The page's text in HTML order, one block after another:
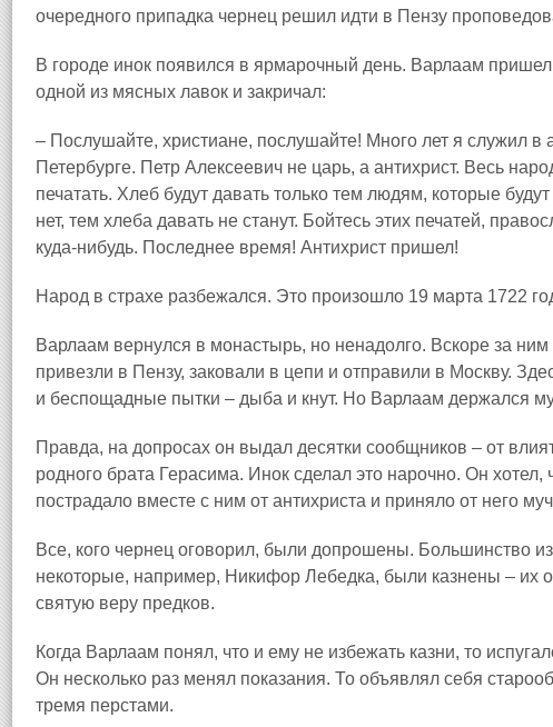
очередного припадка чернец решил идти в Пензу
В городе инок появился в ярмарочный день. Варлаам
одной из мясных лавок и закричал:
– Послушайте, христиане, послушайте! Много лет я служил
Петербурге. Петр Алексеевич не царь, а антихрист. Весь
печатать. Хлеб будут давать только тем людям, которые
нет, тем хлеба давать не станут. Бойтесь этих печатей,
куда‑нибудь. Последнее время! Антихрист пришел!
Народ в страхе разбежался. Это произошло 19 марта 1722
Варлаам вернулся в монастырь, но ненадолго. Вскоре за
привезли в Пензу, заковали в цепи и отправили в Москву.
и беспощадные пытки – дыба и кнут. Но Варлаам держался
Правда, на допросах он выдал десятки сообщников – от
родного брата Герасима. Инок сделал это нарочно. Он
пострадало вместе с ним от антихриста и приняло от него
Все, кого чернец оговорил, были допрошены. Большинство
некоторые, например, Никифор Лебедка, были казнены – их
святую веру предков.
Когда Варлаам понял, что и ему не избежать казни, то
Он несколько раз менял показания. То объявлял себя
тремя перстами.